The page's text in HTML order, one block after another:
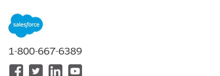
개발자에디션
IT 서비스용 옴니채널 전체 분석 대시보드
옴니채널 Analytics 대시보드를 사용하여 모든 채널에서 고객
확보합니다. 작업 항목 배포, 평균 응답 속도, 평균 대기 시간, 서
1-800-667-6389